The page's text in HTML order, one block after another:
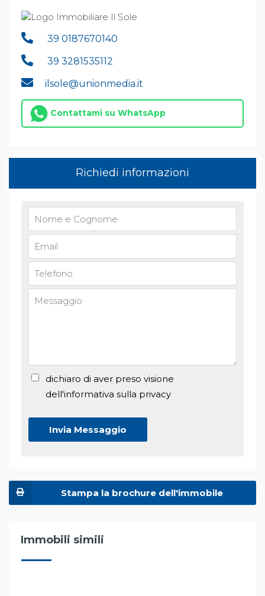
39 0187670140
39 3281535112
ilsole@unionmedia.it
Contattami su WhatsApp
Richiedi informazioni
dichiaro di aver preso visione
dell'informativa sulla privacy
Stampa la brochure dell'immobile
Immobili simili